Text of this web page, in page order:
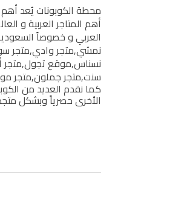
محطة الكوبوناتيُعد
أهم المتاجر العربية و
العربي و خصوصاً
نمشي,متجر وادي,متجر
نسناس,موقع تجول,
سنت,متجر جملون,متجر
كما نقدم العديد من
الأخرى حصرياً وبشكل